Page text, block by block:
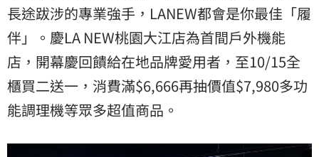
長途跋涉的專業強手，LANEW都會是你最佳「履
伴」。慶LA NEW桃園大江店為首間戶外機能
店，開幕慶回饋給在地品牌愛用者，至10/15全
櫃買二送一，消費滿$6,666再抽價值$7,980多功
能調理機等眾多超值商品。